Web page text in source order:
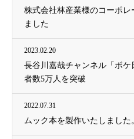
株式会社林産業様のコーポ
ました
2023.02.20
長谷川嘉哉チャンネル「ボ
者数5万人を突破
2022.07.31
ムック本を製作いたしました